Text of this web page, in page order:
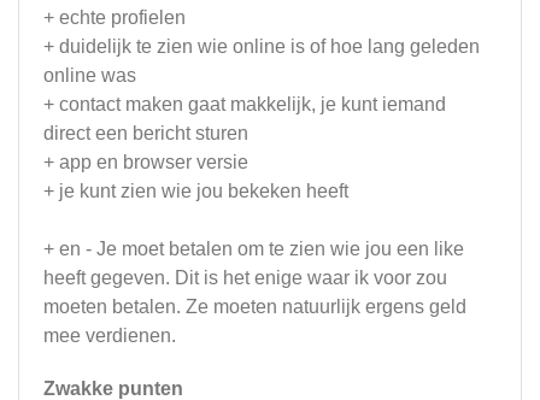
+ echte profielen
+ duidelijk te zien wie online is of hoe lang geleden
online was
+ contact maken gaat makkelijk, je kunt iemand
direct een bericht sturen
+ app en browser versie
+ je kunt zien wie jou bekeken heeft
+ en - Je moet betalen om te zien wie jou een like
heeft gegeven. Dit is het enige waar ik voor zou
moeten betalen. Ze moeten natuurlijk ergens geld
mee verdienen.
Zwakke punten